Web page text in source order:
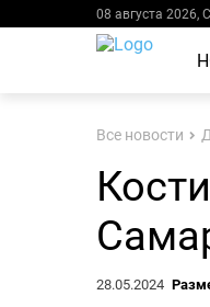
08 августа 2026,
Все новости
28.05.2024